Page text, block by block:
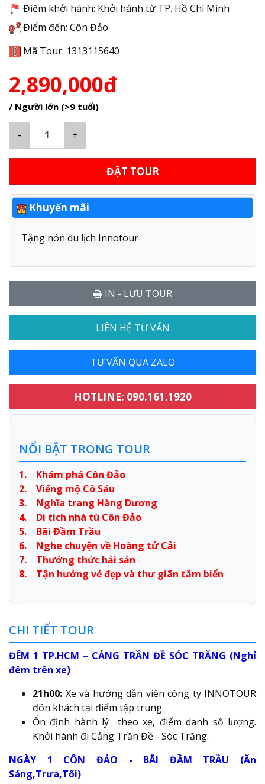
Điểm khởi hành: Khởi hành từ TP. Hồ Chí Minh
Điểm đến: Côn Đảo
Mã Tour: 1313115640
2,890,000đ
/ Người lớn (>9 tuổi)
- +
ĐẶT TOUR
Khuyến mãi
Tặng nón du lịch Innotour
IN - LƯU TOUR
LIÊN HỆ TƯ VẤN
TƯ VẤN QUA ZALO
HOTLINE: 090.161.1920
NỔI BẬT TRONG TOUR
1. Khám phá Côn Đảo
2. Viếng mộ Cô Sáu
3. Nghĩa trang Hàng Dương
4. Di tích nhà tù Côn Đảo
5. Bãi Đầm Trầu
6. Nghe chuyện về Hoàng tử Cải
7. Thưởng thức hải sản
8. Tận hưởng vẻ đẹp và thư giãn tắm biển
CHI TIẾT TOUR
ĐÊM 1 TP.HCM – CẢNG TRẦN ĐỀ SÓC TRĂNG (Nghỉ
đêm trên xe)
21h00: Xe và hướng dẫn viên công ty INNOTOUR
đón khách tại điểm tập trung.
Ổn định hành lý theo xe, điểm danh số lượng.
Khởi hành đi Cảng Trần Đề - Sóc Trăng.
NGÀY 1 CÔN ĐẢO - BÃI ĐẦM TRẦU (Ăn
Sáng,Trưa,Tối)